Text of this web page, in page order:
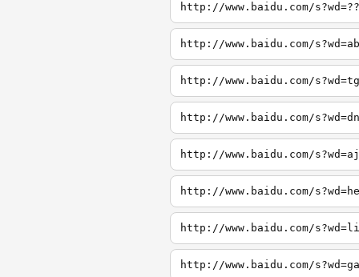
http://www.baidu.com/s?wd=??
http://www.baidu.com/s?wd=ab
http://www.baidu.com/s?wd=tg
http://www.baidu.com/s?wd=dn
http://www.baidu.com/s?wd=aj
http://www.baidu.com/
http://www.baidu.com/
http://www.baidu.com/